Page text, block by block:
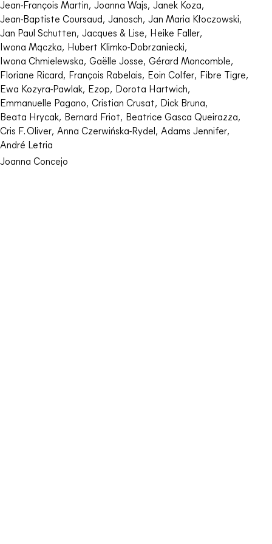
Jean-François Martin, Joanna Wajs, Janek Koza,
Jean-Baptiste Coursaud, Janosch, Jan Maria Kłoczowski,
Jan Paul Schutten, Jacques & Lise, Heike Faller,
Iwona Mączka, Hubert Klimko-Dobrzaniecki,
Iwona Chmielewska, Gaëlle Josse, Gérard Moncomble,
Floriane Ricard, François Rabelais, Eoin Colfer, Fibre Tigre,
Ewa Kozyra-Pawlak, Ezop, Dorota Hartwich,
Emmanuelle Pagano, Cristian Crusat, Dick Bruna,
Beata Hrycak, Bernard Friot, Beatrice Gasca Queirazza,
Cris F. Oliver, Anna Czerwińska-Rydel , Adams Jennifer,
André Letria
Joanna Concejo